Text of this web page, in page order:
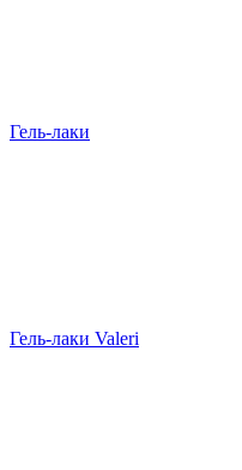
Гель-лаки
Гель-лаки Valeri